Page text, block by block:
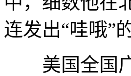
连发出“哇哦”
美国全国广